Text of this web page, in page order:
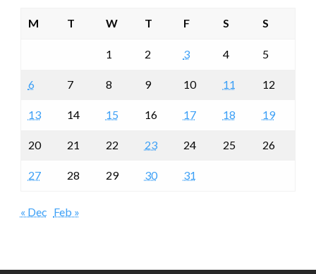
M T W T F S S
1 2 3 4 5
6 7 8 9 10 11 12
13 14 15 16 17 18 19
20 21 22 23 24 25 26
27 28 29 30 31
« Dec Feb »